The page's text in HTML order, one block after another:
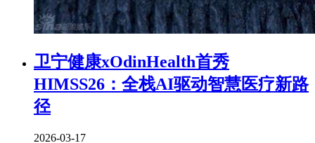
卫宁健康xOdinHealth首秀
HIMSS26：全栈AI驱动智慧医疗新路
径
2026-03-17